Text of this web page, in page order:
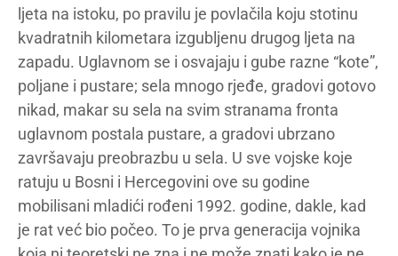
ljeta na istoku, po pravilu je povlačila koju stotinu
kvadratnih kilometara izgubljenu drugog ljeta na
zapadu. Uglavnom se i osvajaju i gube razne “kote”,
poljane i pustare; sela mnogo rjeđe, gradovi gotovo
nikad, makar su sela na svim stranama fronta
uglavnom postala pustare, a gradovi ubrzano
završavaju preobrazbu u sela. U sve vojske koje
ratuju u Bosni i Hercegovini ove su godine
mobilisani mladići rođeni 1992. godine, dakle, kad
je rat već bio počeo. To je prva generacija vojnika